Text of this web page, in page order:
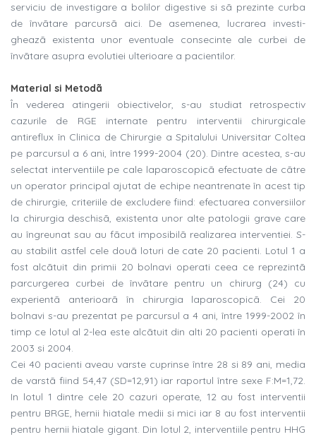
serviciu de investigare a bolilor digestive si sã prezinte curba
de învãtare parcursã aici. De asemenea, lucrarea investi-
gheazã existenta unor eventuale consecinte ale curbei de
învãtare asupra evolutiei ulterioare a pacientilor.
Material si Metodã
În vederea atingerii obiectivelor, s-au studiat retrospectiv
cazurile de RGE internate pentru interventii chirurgicale
antireflux în Clinica de Chirurgie a Spitalului Universitar Coltea
pe parcursul a 6 ani, între 1999-2004 (20). Dintre acestea, s-au
selectat interventiile pe cale laparoscopicã efectuate de cãtre
un operator principal ajutat de echipe neantrenate în acest tip
de chirurgie, criteriile de excludere fiind: efectuarea conversiilor
la chirurgia deschisã, existenta unor alte patologii grave care
au îngreunat sau au fãcut imposibilã realizarea interventiei. S-
au stabilit astfel cele douã loturi de cate 20 pacienti. Lotul 1 a
fost alcãtuit din primii 20 bolnavi operati ceea ce reprezintã
parcurgerea curbei de învãtare pentru un chirurg (24) cu
experientã anterioarã în chirurgia laparoscopicã. Cei 20
bolnavi s-au prezentat pe parcursul a 4 ani, între 1999-2002 în
timp ce lotul al 2-lea este alcãtuit din alti 20 pacienti operati în
2003 si 2004.
Cei 40 pacienti aveau varste cuprinse între 28 si 89 ani, media
de varstã fiind 54,47 (SD=12,91) iar raportul între sexe F:M=1,72.
In lotul 1 dintre cele 20 cazuri operate, 12 au fost interventii
pentru BRGE, hernii hiatale medii si mici iar 8 au fost interventii
pentru hernii hiatale gigant. Din lotul 2, interventiile pentru HHG